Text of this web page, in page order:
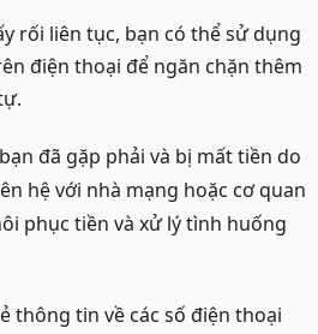
rối liên tục, bạn có thể sử dụng
điện thoại để ngăn chặn thêm
đã gặp phải và bị mất tiền do
hệ với nhà mạng hoặc cơ quan
phục tiền và xử lý tình huống
thông tin về các số điện thoại